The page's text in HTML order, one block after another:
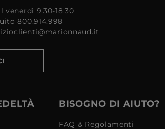
venerdì 9:30-18:30
800.914.998
BISOGNO DI AIUTO?
FAQ & Regolamenti